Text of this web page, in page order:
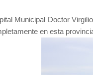
Municipal Doctor
en esta